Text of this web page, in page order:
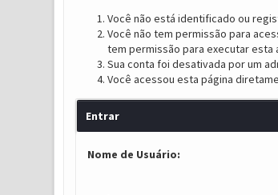
Você não está identificado ou
Você não tem permissão para
tem permissão para executar esta
Sua conta foi desativada por um
Você acessou esta página
Entrar
Nome de Usuário: